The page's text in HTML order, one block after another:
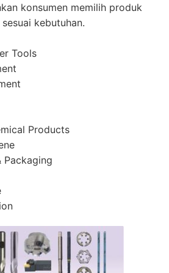
konsumen memilih produk
kebutuhan.
Tools
Products
Packaging